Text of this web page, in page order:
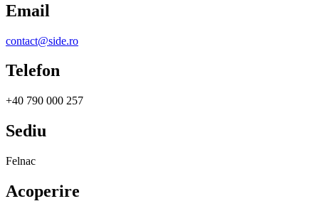
Email
contact@side.ro
Telefon
+40 790 000 257
Sediu
Felnac
Acoperire